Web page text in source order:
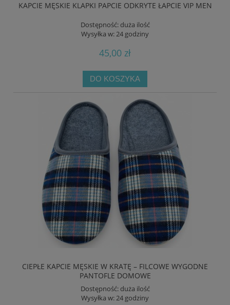
KAPCIE MĘSKIE KLAPKI PAPCIE ODKRYTE ŁAPCIE VIP MEN
Dostępność: duża ilość
Wysyłka w:24 godziny
45,00 zł
DO KOSZYKA
CIEPŁE KAPCIE MĘSKIE W KRATĘ – FILCOWE WYGODNE
PANTOFLE DOMOWE
Dostępność: duża ilość
Wysyłka w: 24 godziny